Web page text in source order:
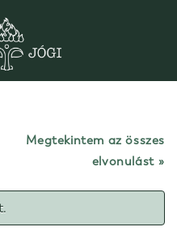
Megtekintem az összes
elvonulást